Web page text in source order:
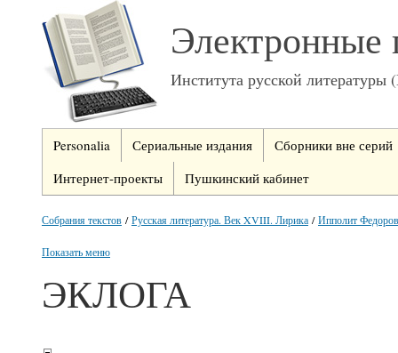
Электронные
Института русской
Personalia Сериальные издания
Сборники вне серий
Интернет-проекты
Пушкинский кабинет
Собрания текстов /Русская литература. Век XVIII. Лирика /Ипполит
Показать меню
ЭКЛОГА